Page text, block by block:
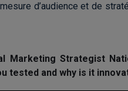
d’audience et de
Marketing Strategist
tested and why is it